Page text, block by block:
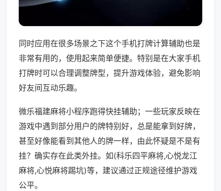
同时应用在很多场景之下这个手机打牌计算辅助也是
非常有用的，使用起来简单便捷。特别是在大家手机
打牌时可以合理调整牌型，提升游戏体验，避免影响
好友间互动乐趣。
微乐福建麻将小程序跑得快挂辅助；一些玩家反映在
游戏中遇到部分用户的牌特别好，总是能拿到好牌，
甚至好像能看到其他人的牌一样，由此怀疑是不是有
挂？确实存在此类外挂。如(科乐四平麻将,心悦龙江
麻将,心悦麻将踢坑)等，建议通过正规途径维护游戏
公平。